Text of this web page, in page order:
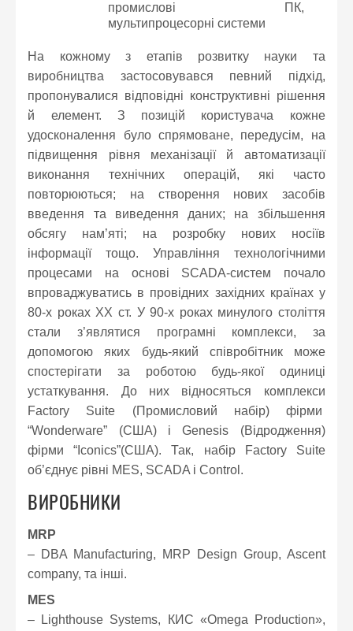
промислові ПК,
мультипроцесорні системи
На кожному з етапів розвитку науки та
виробництва застосовувався певний підхід,
пропонувалися відповідні конструктивні рішення
й елемент. З позицій користувача кожне
удосконалення було спрямоване, передусім, на
підвищення рівня механізації й автоматизації
виконання технічних операцій, які часто
повторюються; на створення нових засобів
введення та виведення даних; на збільшення
обсягу нам’яті; на розробку нових носіїв
інформації тощо. Управління технологічними
процесами на основі SCADA-систем почало
впроваджуватись в провідних західних країнах у
80-х роках ХХ ст. У 90-х роках минулого століття
стали з’являтися програмні комплекси, за
допомогою яких будь-який співробітник може
спостерігати за роботою будь-якої одиниці
устаткування. До них відносяться комплекси
Factory Suite (Промисловий набір) фірми
“Wonderware” (США) і Genesis (Відродження)
фірми “Iconics”(США). Так, набір Factory Suite
об’єднує рівні MES, SCADA і Control.
ВИРОБНИКИ
MRP
– DBA Manufacturing, MRP Design Group, Ascent
company, та інші.
MES
– Lighthouse Systems, КИС «Omega Production»,